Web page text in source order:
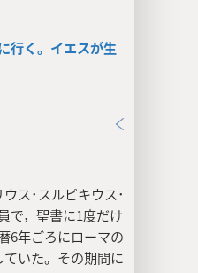
行く。イエスが生
ス･スルピキウス･
で，聖書に1度だけ
6年ごろにローマの
いた。その期間に